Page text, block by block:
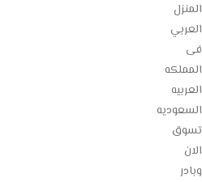
المنزل
العربي
فى
المملكه
العربيه
السعوديه
تسوق
الان
وبادر